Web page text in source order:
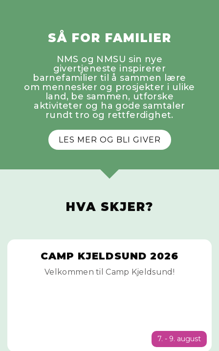
SÅ FOR FAMILIER
NMS og NMSU sin nye
givertjeneste inspirerer
barnefamilier til å sammen lære
om mennesker og prosjekter i ulike
land, be sammen, utforske
aktiviteter og ha gode samtaler
rundt tro og rettferdighet.
LES MER OG BLI GIVER
HVA SKJER?
CAMP KJELDSUND 2026
Velkommen til Camp Kjeldsund!
7. - 9. august